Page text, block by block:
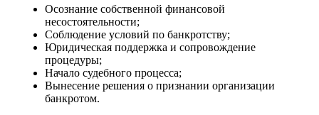
Осознание собственной финансовой
несостоятельности;
Соблюдение условий по банкротству;
Юридическая поддержка и сопровождение
процедуры;
Начало судебного процесса;
Вынесение решения о признании организации
банкротом.